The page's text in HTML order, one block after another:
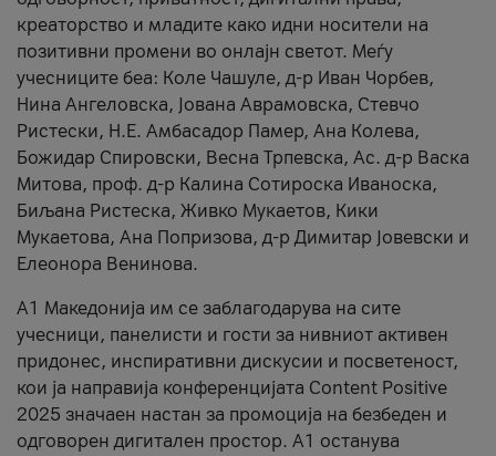
креаторство и младите како идни носители на
позитивни промени во онлајн светот. Меѓу
учесниците беа: Коле Чашуле, д-р Иван Чорбев,
Нина Ангеловска, Јована Аврамовска, Стевчо
Ристески, Н.Е. Амбасадор Памер, Ана Колева,
Божидар Спировски, Весна Трпевска, Ас. д-р Васка
Митова, проф. д-р Калина Сотироска Иваноска,
Биљана Ристеска, Живко Мукаетов, Кики
Мукаетова, Ана Попризова, д-р Димитар Јовевски и
Елеонора Венинова.
А1 Македонија им се заблагодарува на сите
учесници, панелисти и гости за нивниот активен
придонес, инспиративни дискусии и посветеност,
кои ја направија конференцијата Content Positive
2025 значаен настан за промоција на безбеден и
одговорен дигитален простор. А1 останува